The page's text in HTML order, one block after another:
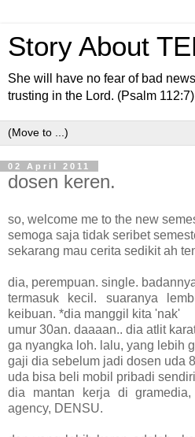
Story About
She will have no fear of bad
trusting in the Lord. (Psalm 112:7)
02 April 2011
dosen keren.
so, welcome me to the new
semoga saja tidak seribet
sekarang mau cerita sedikit ah
dia, perempuan. single.
termasuk kecil. suaranya
keibuan. *dia manggil kita 'nak'
umur 30an. daaaan.. dia atlit
ga nyangka loh. lalu, yang lebih
gaji dia sebelum jadi dosen uda
uda bisa beli mobil pribadi
dia mantan kerja di
agency, DENSU.